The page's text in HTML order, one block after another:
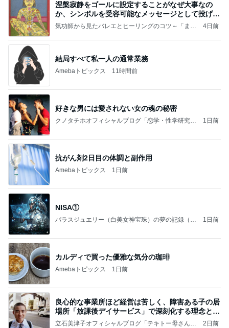
涅槃寂静をゴールに設定することがなぜ大事なの
か、シンボルを受容可能なメッセージとして投げる
ことが
気功師から見たバレエとヒーリングのコツ～「まと
4日前
結局すべて私一人の通常業務
Amebaトピックス 11時間前
好きな男には愛されない女の魂の秘密
クノタチホオフィシャルブログ「恋学・性学研究
1日前
抗がん剤2日目の体調と副作用
Amebaトピックス 1日前
NISA①
パラスジュエリー（白美女神宝珠）の夢の記録（続
1日前
カルディで買った優雅な気分の珈琲
Amebaトピックス 1日前
良心的な事業所ほど経営は苦しく、障害ある子の居
場所「放課後デイサービス」で深刻化する理念と現
実の
立石美津子オフィシャルブログ「テキトー母さんの
2日前